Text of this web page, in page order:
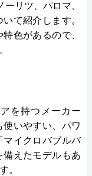
リツ、パロマ、
て紹介します。
色があるので、
を持つメーカー
いやすい、パワ
マイクロバブルバ
備えたモデルもあ
。